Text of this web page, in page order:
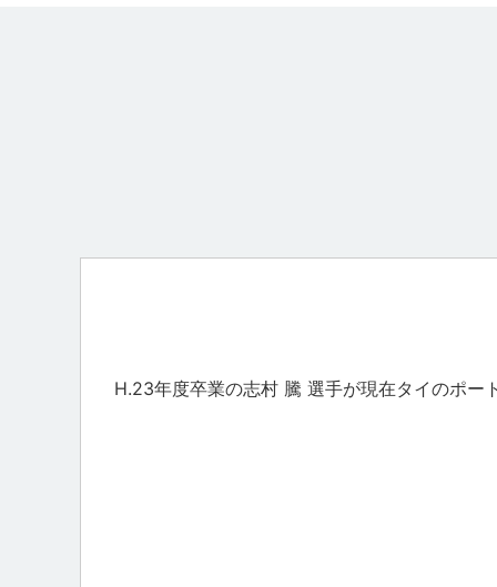
H.23年度卒業の志村 騰 選手が現在タイのポー